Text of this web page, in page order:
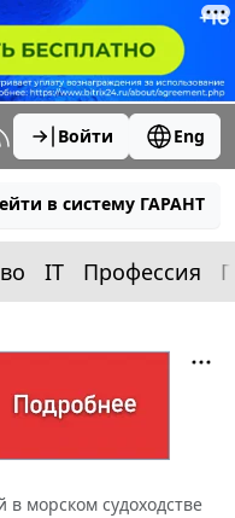
Войти Eng
в систему ГАРАНТ
IT Профессия
морском судоходстве